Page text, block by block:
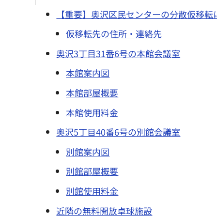
【重要】奥沢区民センターの分散仮移転
仮移転先の住所・連絡先
奥沢3丁目31番6号の本館会議室
本館案内図
本館部屋概要
本館使用料金
奥沢5丁目40番6号の別館会議室
別館案内図
別館部屋概要
別館使用料金
近隣の無料開放卓球施設